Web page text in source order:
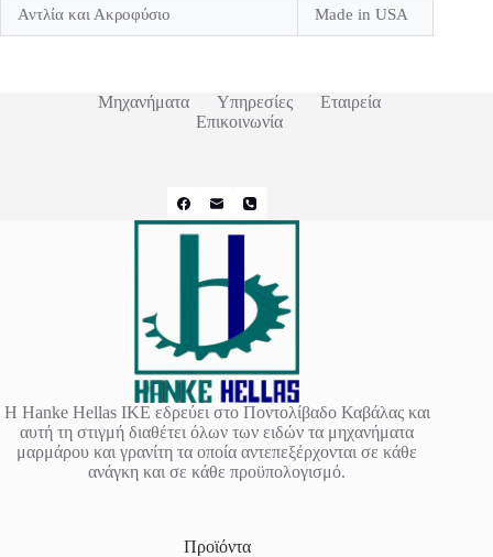
Αντλία και Ακροφύσιο Made in USA
Μηχανήματα Υπηρεσίες
Εταιρεία
Επικοινωνία
Η Hanke Hellas IKE εδρεύει στο Ποντολίβαδο Καβάλας και
αυτή τη στιγμή διαθέτει όλων των ειδών τα μηχανήματα
μαρμάρου και γρανίτη τα οποία αντεπεξέρχονται σε κάθε
ανάγκη και σε κάθε προϋπολογισμό.
Προϊόντα